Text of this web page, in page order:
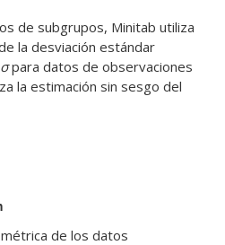
de subgrupos, Minitab utiliza
la desviación estándar
σpara datos de observaciones
la estimación sin sesgo del
de los datos